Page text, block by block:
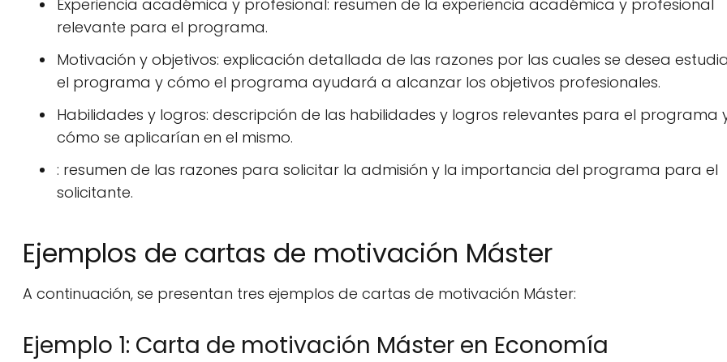
Experiencia académica y profesional: resumen de la experiencia académica y profesional
relevante para el programa.
Motivación y objetivos: explicación detallada de las razones por las cuales se desea
el programa y cómo el programa ayudará a alcanzar los objetivos profesionales.
Habilidades y logros: descripción de las habilidades y logros relevantes para el programa
cómo se aplicarían en el mismo.
: resumen de las razones para solicitar la admisión y la importancia del programa para el
solicitante.
Ejemplos de cartas de motivación Máster
A continuación, se presentan tres ejemplos de cartas de motivación Máster:
Ejemplo 1: Carta de motivación Máster en Economía